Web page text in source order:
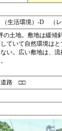
（生活環境）-D （
の土地。敷地は緩
ていて自然環境は
い。広い敷地は、
道路 □□